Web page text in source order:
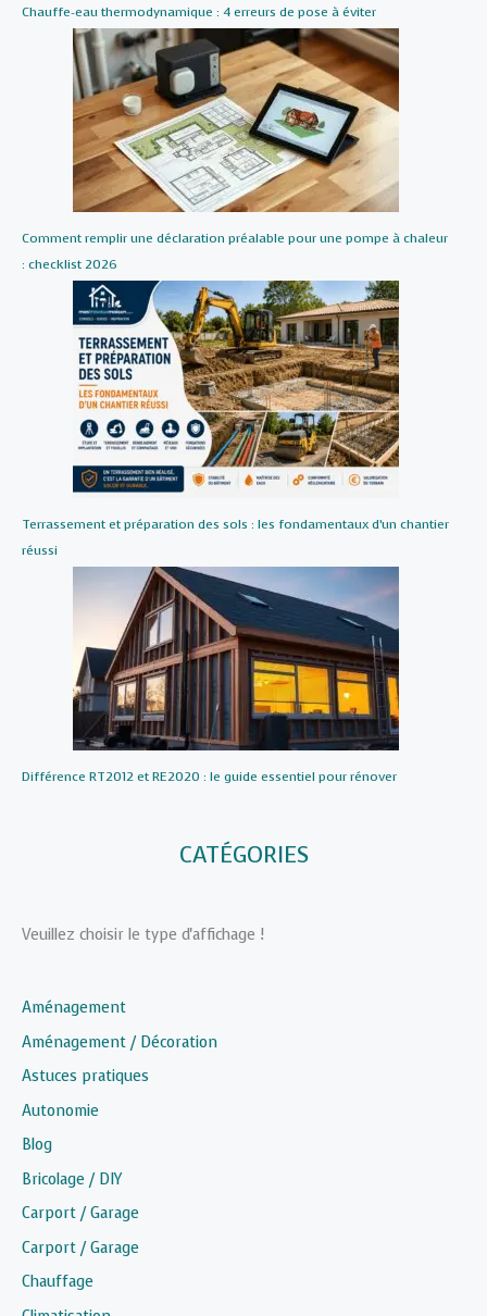
Chauffe-eau thermodynamique : 4 erreurs de pose à éviter
Comment remplir une déclaration préalable pour une pompe à chaleur
: checklist 2026
Terrassement et préparation des sols : les fondamentaux d’un chantier
réussi
Différence RT2012 et RE2020 : le guide essentiel pour rénover
CATÉGORIES
Veuillez choisir le type d'affichage !
Aménagement
Aménagement / Décoration
Astuces pratiques
Autonomie
Blog
Bricolage / DIY
Carport / Garage
Carport / Garage
Chauffage